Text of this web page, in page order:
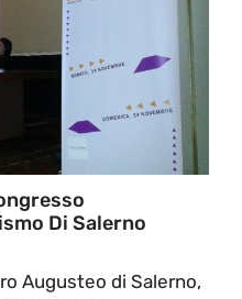
Di Salerno
Augusteo di Salerno,